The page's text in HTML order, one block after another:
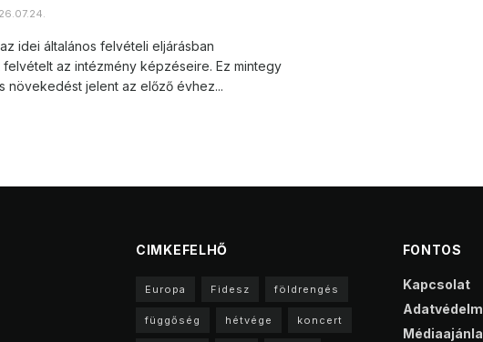
idei általános felvételi eljárásban
az intézmény képzéseire. Ez mintegy
növekedést jelent az előző évhez...
CIMKEFELHŐ
Europa Fidesz földrengés
függőség hétvége koncert
FONTOS
Kapcsolat